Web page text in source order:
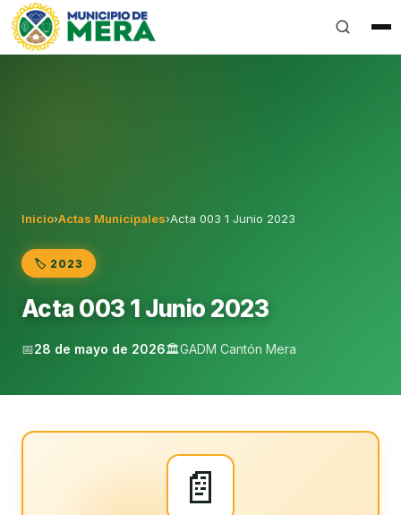
Gobierno Autónomo Descentralizado Municipal del
Inicio›Actas Municipales›Acta 003 1 Junio 2023
🏷️ 2023
Acta 003 1 Junio 2023
📅28 de mayo de 2026🏛️GADM Cantón Mera
📄